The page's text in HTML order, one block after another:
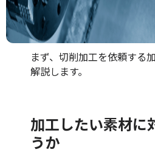
まず、切削加工を依頼する
解説します。
加工したい素材に
うか